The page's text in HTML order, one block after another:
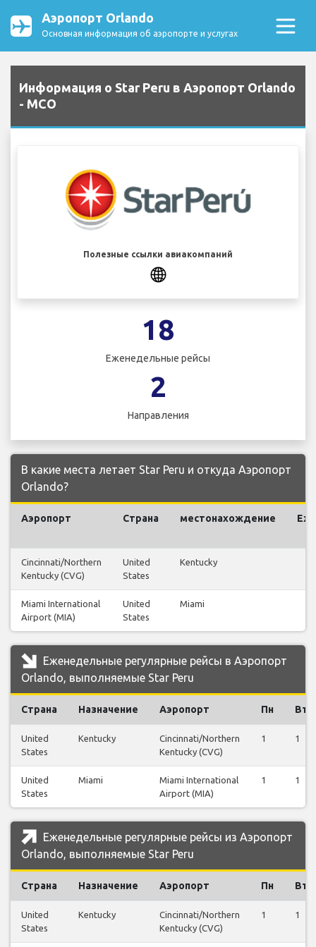
Аэропорт Orlando
Основная информация об аэропорте и услугах
Информация о Star Peru в Аэропорт Orlando
- MCO
Полезные ссылки авиакомпаний
18
Еженедельные рейсы
2
Направления
В какие места летает Star Peru и откуда Аэропорт
Orlando?
Аэропорт Страна местонахождение
Cincinnati/Northern
Kentucky (CVG)
United
States
Kentucky
Miami International
Airport (MIA)
United
States
Miami
Еженедельные регулярные рейсы в Аэропорт
Orlando, выполняемые Star Peru
Страна Назначение Аэропорт Пн Вт
United
States
Kentucky
Cincinnati/Northern
Kentucky (CVG)
1 1
United
States
Miami
Miami International
Airport (MIA)
1 1
Еженедельные регулярные рейсы из Аэропорт
Orlando, выполняемые Star Peru
Страна Назначение Аэропорт Пн Вт
United
States
Kentucky
Cincinnati/Northern
Kentucky (CVG)
1 1